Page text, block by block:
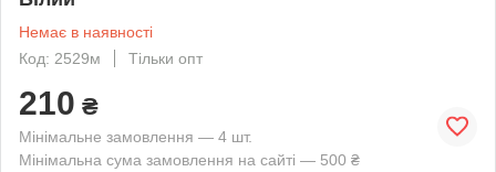
Немає в наявності
Код: 2529м
Тільки опт
210 ₴
Мінімальне замовлення — 4 шт.
Мінімальна сума замовлення на сайті — 500 ₴